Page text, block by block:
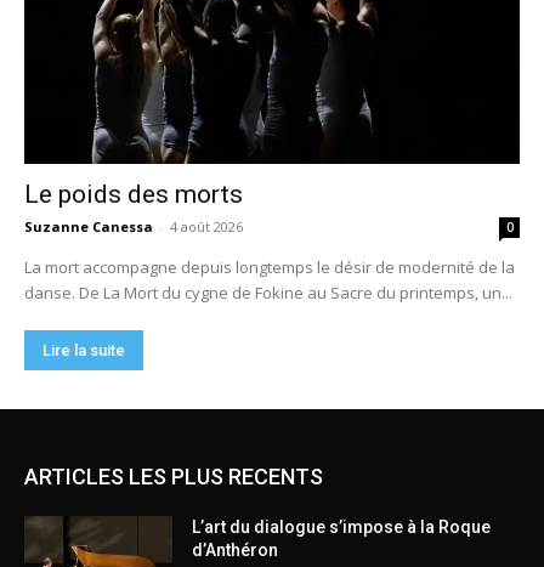
ARTICLES LES PLUS RECENTS
L’art du dialogue s’impose à la Roque
d’Anthéron